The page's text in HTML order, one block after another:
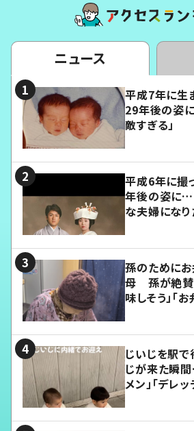
ニュース
平成7年に生
29年後の姿に
敵すぎる」
平成6年に撮
年後の姿に…
な夫婦になり
孫のために
母 孫が絶賛
味しそう」「
じいじを駅
じが来た瞬間
メン」「デレ